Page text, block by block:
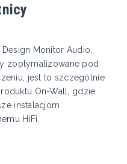
Monitor Audio,
zoptymalizowane pod
jest to szczególnie
On-Wall, gdzie
instalacjom
HiFi.